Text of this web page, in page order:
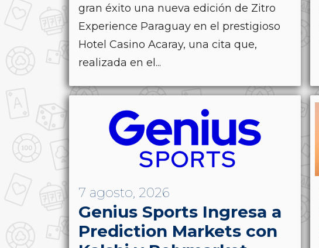
gran éxito una nueva edición de Zitro
Experience Paraguay en el prestigioso
Hotel Casino Acaray, una cita que,
realizada en el...
7 agosto, 2026
Genius Sports Ingresa a
Prediction Markets con